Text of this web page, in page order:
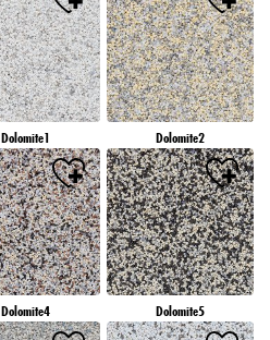
Dolomite1 Dolomite2
Dolomite4 Dolomite5